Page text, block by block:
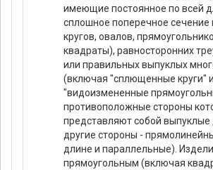
имеющие постоянное по всей
сплошное поперечное
кругов, овалов,
квадраты), равносторонних
или правильных выпуклых
(включая "сплющенные круги" и
"видоизмененные
противоположные стороны
представляют собой выпуклые
другие стороны -
длине и параллельные).
прямоугольным (включая